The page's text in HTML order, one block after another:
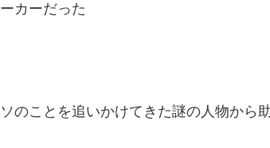
カーだった
のことを追いかけてきた謎の人物から